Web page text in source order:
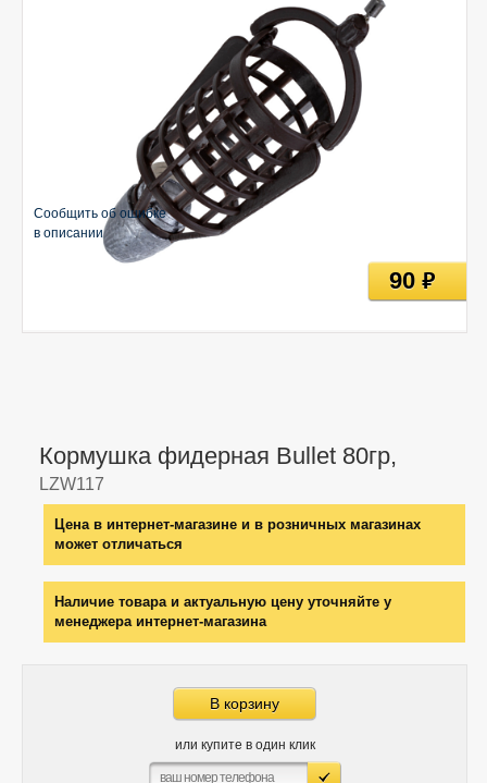
Кормушка фидерная Bullet 80гр,
LZW117
Цена в интернет-магазине и в розничных магазинах
может отличаться
Наличие товара и актуальную цену уточняйте у
менеджера интернет-магазина
В корзину
или купите в один клик
Сообщить об ошибке
в описании
90руб